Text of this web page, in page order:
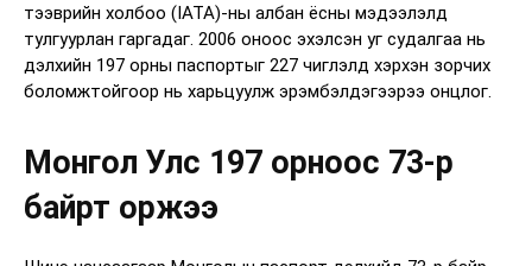
тээврийн холбоо (IATA)-ны албан ёсны мэдээлэлд
тулгуурлан гаргадаг. 2006 оноос эхэлсэн уг судалгаа нь
дэлхийн 197 орны паспортыг 227 чиглэлд хэрхэн зорчих
боломжтойгоор нь харьцуулж эрэмбэлдэгээрээ онцлог.
Монгол Улс 197 орноос 73-р
байрт оржээ